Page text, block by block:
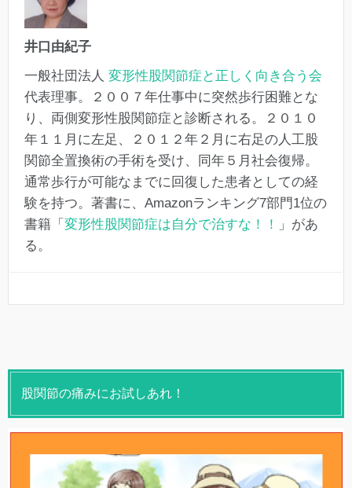
井口由紀子
一般社団法人 変形性股関節症と正しく向き合う会
代表理事。２００７年仕事中に突然歩行困難とな
り、両側変形性股関節症と診断される。２０１０
年１１月に左足、２０１２年２月に右足の人工股
関節全置換術の手術を受け、同年５月社会復帰。
通常歩行が可能なまでに回復した患者としての経
験を持つ。著書に、Amazonランキング7部門1位の
書籍「 変形性股関節症は自分で治すな！！
」があ
る。
股関節の痛みにお試しあれ！